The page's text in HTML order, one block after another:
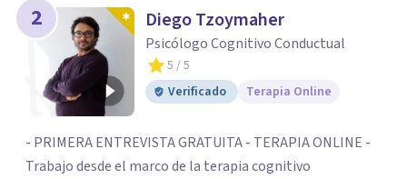
2 Diego Tzoymaher
Psicólogo Cognitivo Conductual
5 / 5
Verificado
Terapia Online
- PRIMERA ENTREVISTA GRATUITA - TERAPIA ONLINE -
Trabajo desde el marco de la terapia cognitivo